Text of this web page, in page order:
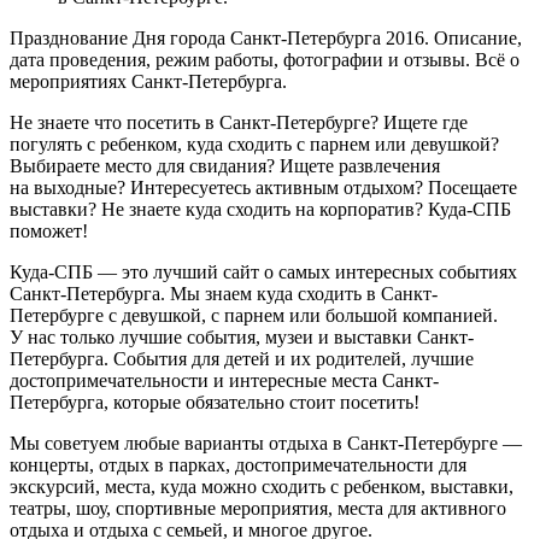
Празднование Дня города Санкт-Петербурга 2016. Описание,
дата проведения, режим работы, фотографии и отзывы. Всё о
мероприятиях Санкт-Петербурга.
Не знаете что посетить в Санкт-Петербурге? Ищете где
погулять с ребенком, куда сходить с парнем или девушкой?
Выбираете место для свидания? Ищете развлечения
на выходные? Интересуетесь активным отдыхом? Посещаете
выставки? Не знаете куда сходить на корпоратив? Куда-СПБ
поможет!
Куда-СПБ — это лучший сайт о самых интересных событиях
Санкт-Петербурга. Мы знаем куда сходить в Санкт-
Петербурге с девушкой, с парнем или большой компанией.
У нас только лучшие события, музеи и выставки Санкт-
Петербурга. События для детей и их родителей, лучшие
достопримечательности и интересные места Санкт-
Петербурга, которые обязательно стоит посетить!
Мы советуем любые варианты отдыха в Санкт-Петербурге —
концерты, отдых в парках, достопримечательности для
экскурсий, места, куда можно сходить с ребенком, выставки,
театры, шоу, спортивные мероприятия, места для активного
отдыха и отдыха с семьей, и многое другое.